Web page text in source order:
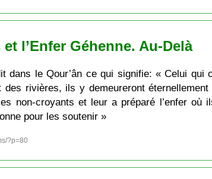
l’Enfer Géhenne. Au-Delà
dans le Qour’ân ce qui signifie: « Celui
des rivières, ils y demeureront
non-croyants et leur a préparé l’enfer où
pour les soutenir »
?p=80